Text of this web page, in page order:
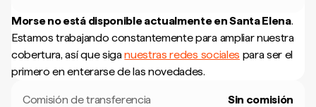
Morse no está disponible actualmente enSanta Elena.
Estamos trabajando constantemente para ampliar nuestra
cobertura, así que siganuestras redes sociales para ser el
primero en enterarse de las novedades.
Comisión de transferencia Sin comisión